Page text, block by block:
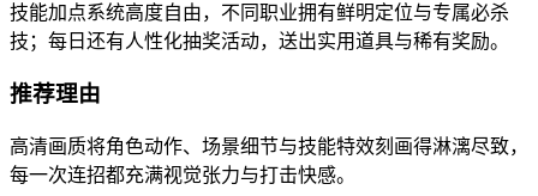
技能加点系统高度自由，不同职业拥有鲜明定位与专属必杀
技；每日还有人性化抽奖活动，送出实用道具与稀有奖励。
推荐理由
高清画质将角色动作、场景细节与技能特效刻画得淋漓尽致，
每一次连招都充满视觉张力与打击快感。